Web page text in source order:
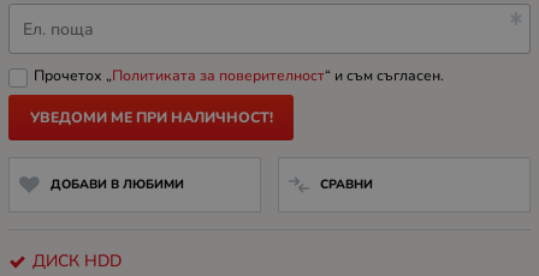
Ел. поща
Прочетох „Политиката за поверителност“ и съм съгласен.
УВЕДОМИ МЕ ПРИ НАЛИЧНОСТ!
ДОБАВИ В ЛЮБИМИ СРАВНИ
ДИСК HDD